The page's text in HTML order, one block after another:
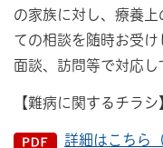
の家族に対し、療養
ての相談を随時お受
面談、訪問等で対応し
【難病に関するチラシ
詳細はこちら